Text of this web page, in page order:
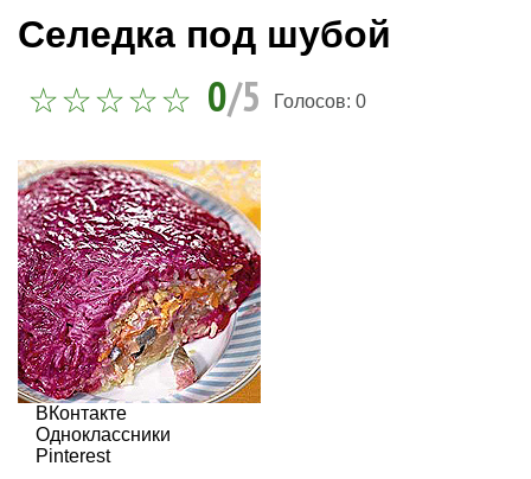
Селедка под шубой
0/5 Голосов: 0
ВКонтакте
Одноклассники
Pinterest